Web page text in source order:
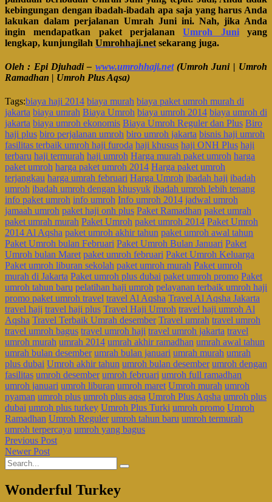
kebingungan dengan ibadah-ibadah apa saja yang harus Anda
lakukan dalam perjalanan Umrah Juni ini. Nah, jika Anda
ingin mendapatkan paket perjalananUmroh Juniyang
lengkap, kunjungilah Umrohhaji.net sekarang juga.
Oleh : Epi Djuhadi – www.umrohhaji.net(Umroh Juni | Umroh
Ramadhan | Umroh Plus Aqsa)
Tags:biaya haji 2014 biaya murah biaya paket umroh murah di
jakarta biaya umrah Biaya Umroh biaya umroh 2014 biaya umroh di
jakarta biaya umroh ekonomis Biaya Umroh Reguler dan Plus Biro
haji plus biro perjalanan umroh biro umroh jakarta bisnis haji umroh
fasilitas terbaik umroh haji furoda haji khusus haji ONH Plus haji
terbaru haji termurah haji umroh Harga murah paket umroh harga
paket umroh harga paket umroh 2014 Harga paket umroh
terjangkau harga umrah februari Harga Umroh ibadah haji ibadah
umroh ibadah umroh dengan khusyuk ibadah umroh lebih tenang
info paket umroh info umroh Info umroh 2014 jadwal umroh
jamaah umroh paket haji onh plus Paket Ramadhan paket umrah
paket umrah murah Paket Umroh paket umroh 2014 Paket Umroh
2014 Al Aqsha paket umroh akhir tahun paket umroh awal tahun
Paket Umroh bulan Februari Paket Umroh Bulan Januari Paket
Umroh bulan Maret paket umroh februari Paket Umroh Keluarga
Paket umroh liburan sekolah paket umroh murah Paket umroh
murah di Jakarta Paket umroh plus dubai paket umroh promo Paket
umroh tahun baru pelatihan haji umroh pelayanan terbaik umroh haji
promo paket umroh travel travel Al Aqsha Travel Al Aqsha Jakarta
travel haji travel haji plus Travel Haji Umroh travel haji umroh Al
Aqsha Travel Terbaik Umrah desember Travel umrah travel umroh
travel umroh bagus travel umroh haji travel umroh jakarta travel
umroh murah umrah 2014 umrah akhir ramadhan umrah awal tahun
umrah bulan desember umrah bulan januari umrah murah umrah
plus dubai Umroh akhir tahun umroh bulan desember umroh dengan
fasilitas umroh desember umroh februari umroh full ramadhan
umroh januari umroh liburan umroh maret Umroh murah umroh
nyaman umroh plus umroh plus aqsa Umroh Plus Aqsha umroh plus
dubai umroh plus turkey Umroh Plus Turki umroh promo Umroh
Ramadhan Umroh Reguler umroh tahun baru umroh termurah
umroh terpercaya umroh yang bagus
Previous Post
Newer Post
Wonderful Turkey